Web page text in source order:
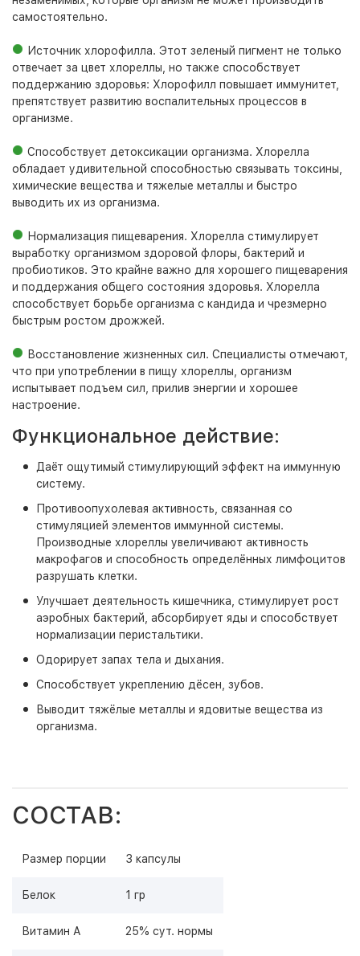
самостоятельно.
Источник хлорофилла. Этот зеленый пигмент не только
отвечает за цвет хлореллы, но также способствует
поддержанию здоровья: Хлорофилл повышает иммунитет,
препятствует развитию воспалительных процессов в
организме.
Способствует детоксикации организма. Хлорелла
обладает удивительной способностью связывать токсины,
химические вещества и тяжелые металлы и быстро
выводить их из организма.
Нормализация пищеварения. Хлорелла стимулирует
выработку организмом здоровой флоры, бактерий и
пробиотиков. Это крайне важно для хорошего пищеварения
и поддержания общего состояния здоровья. Хлорелла
способствует борьбе организма с кандида и чрезмерно
быстрым ростом дрожжей.
Восстановление жизненных сил. Специалисты отмечают,
что при употреблении в пищу хлореллы, организм
испытывает подъем сил, прилив энергии и хорошее
настроение.
Функциональное действие:
Даёт ощутимый стимулирующий эффект на иммунную
систему.
Противоопухолевая активность, связанная со
стимуляцией элементов иммунной системы.
Производные хлореллы увеличивают активность
макрофагов и способность определённых лимфоцитов
разрушать клетки.
Улучшает деятельность кишечника, стимулирует рост
аэробных бактерий, абсорбирует яды и способствует
нормализации перистальтики.
Одорирует запах тела и дыхания.
Способствует укреплению дёсен, зубов.
Выводит тяжёлые металлы и ядовитые вещества из
организма.
СОСТАВ:
Размер порции 3 капсулы
Белок 1 гр
Витамин А 25% сут. нормы